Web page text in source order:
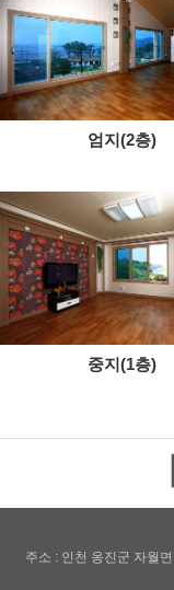
엄지(2층)
중지(1층)
주소 : 인천 옹진군 자월